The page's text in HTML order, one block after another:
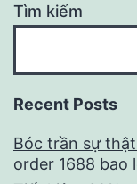
Tìm kiếm
Recent Posts
Bóc trần sự
order 1688 bao